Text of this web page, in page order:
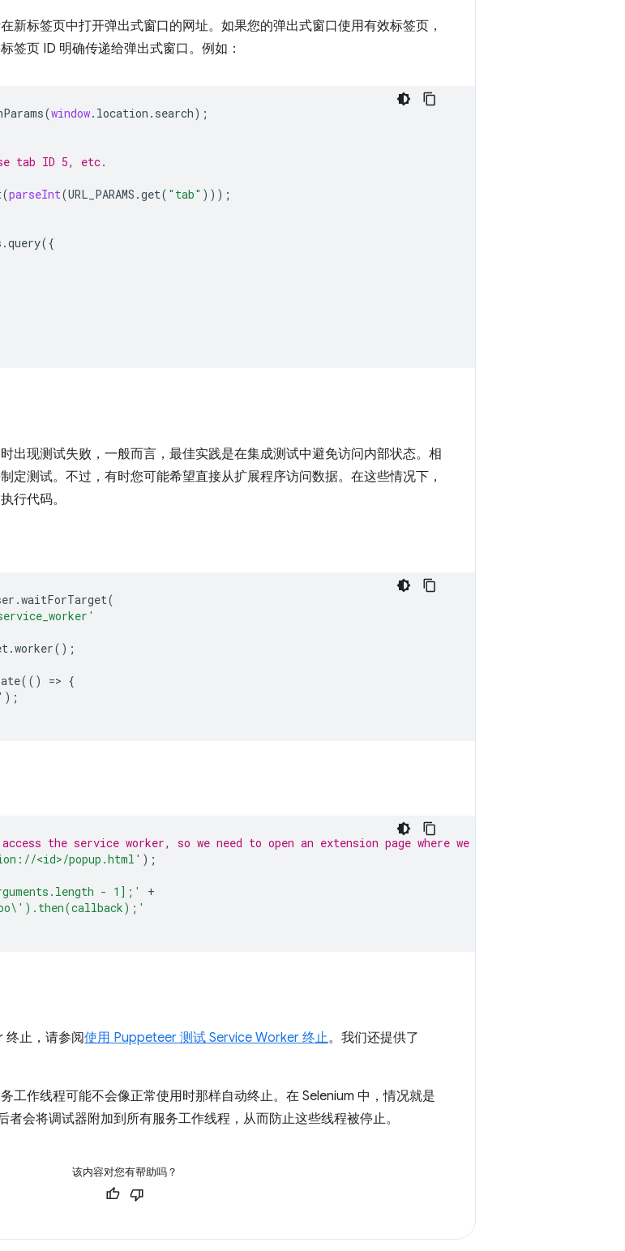
新标签页中打开弹出式窗口的网址。如果您的弹出式窗口使用有效标签页，
签页 ID 明确传递给弹出式窗口。例如：
(window. location . search);
tab ID 5, etc.
(parseInt(URL_PARAMS .get( "tab" )));
.query({
出现测试失败，一般而言，最佳实践是在集成测试中避免访问内部状态。相
定测试。不过，有时您可能希望直接从扩展程序访问数据。在这些情况下，
行代码。
.waitForTarget(
.worker();
(() => {
);
the service worker, so we need to open an extension page where we can execute the code
<id>/popup.html' );
- 1];'
+
终止，请参阅使用 Puppeteer 测试 Service Worker 终止。我们还提供了
工作线程可能不会像正常使用时那样自动终止。在 Selenium 中，情况就是
会将调试器附加到所有服务工作线程，从而防止这些线程被停止。
该内容对您有帮助吗？